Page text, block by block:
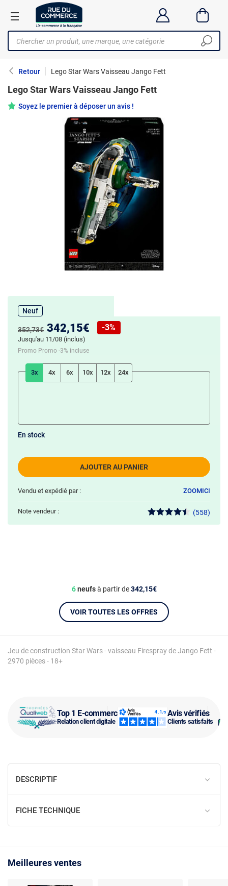
Retour Lego Star Wars Vaisseau Jango Fett
Top 1 E-commerce
Relation client digitale
Avis vérifiés
Clients satisfaits
Lego Star Wars Vaisseau Jango Fett
Soyez le premier à déposer un avis !
Jeu de construction Star Wars - vaisseau Firespray de Jango Fett -
2970 pièces - 18+
Neuf
Ancien prix :
352,73€ Nouveau prix :
342,15€
Réduction de :
-3%
Jusqu'au 11/08 (inclus)
Promo Promo -3% incluse
3x 4x 6x 10x 12x 24x
AJOUTER AU PANIER
En stock
Vendu et expédié par : ZOOMICI
Note vendeur : (558)
6neufsà partir de342,15€
VOIR TOUTES LES OFFRES
DESCRIPTIF
FICHE TECHNIQUE
Meilleures ventes